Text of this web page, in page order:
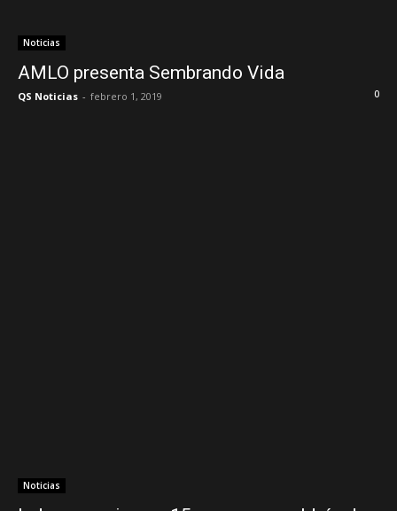
Noticias
AMLO presenta Sembrando Vida
QS Noticias - febrero 1, 2019 0
Noticias